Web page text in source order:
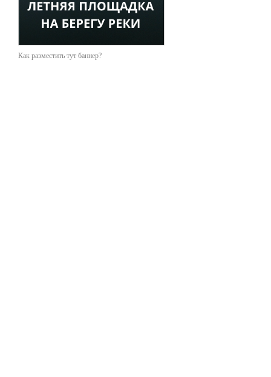
Как разместить тут баннер?